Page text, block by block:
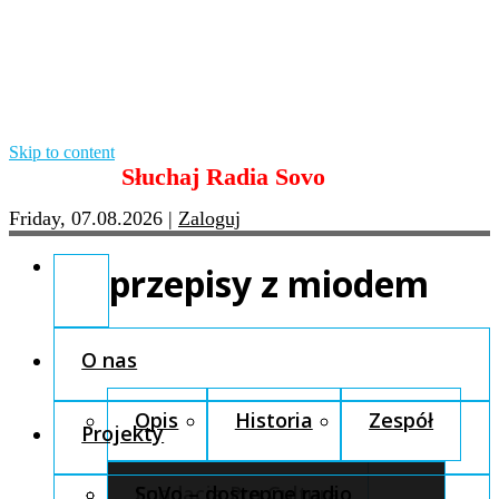
Skip to content
Słuchaj Radia Sovo
Friday, 07.08.2026 | Zaloguj
O nas
Opis Historia Zespół
Fundacja Pro Cultura
Projekty
SoVo – dostępne radio
przepisy z miodem